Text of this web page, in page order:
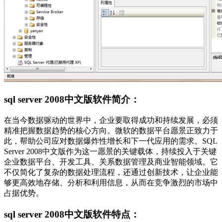
sql server 2008中文版软件简介：
在当今数据驱动的世界中，企业要取得成功和持续发展，必须
精准把握数据趋势的核心方向。微软的数据平台愿景正致力于
此，帮助公司应对数据爆炸性增长和下一代应用的需求。SQL
Server 2008中文版作为这一愿景的关键载体，持续投入于关键
企业数据平台、开发工具、关系数据管理及商业智能领域。它
不仅简化了复杂的数据处理流程，还通过创新技术，让企业能
够更高效地存储、分析和利用信息，从而在竞争激烈的市场中
占据优势。
sql server 2008中文版软件特点：